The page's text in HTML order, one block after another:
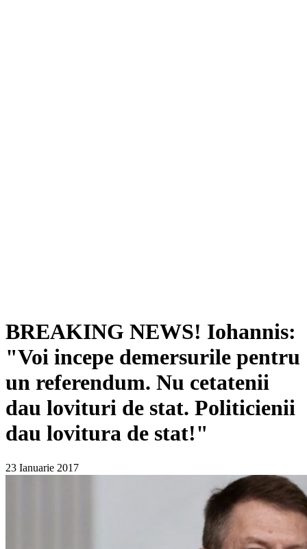
BREAKING NEWS! Iohannis:
"Voi incepe demersurile pentru
un referendum. Nu cetatenii
dau lovituri de stat. Politicienii
dau lovitura de stat!"
23 Ianuarie 2017